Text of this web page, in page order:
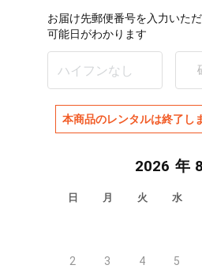
お届け先郵便番号を入力いた
可能日がわかります
本商品のレンタルは終了し
日 月 火 水
2 3 4 5